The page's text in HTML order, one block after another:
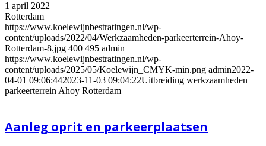
1 april 2022
Rotterdam
https://www.koelewijnbestratingen.nl/wp-
content/uploads/2022/04/Werkzaamheden-parkeerterrein-Ahoy-
Rotterdam-8.jpg 400 495 admin
https://www.koelewijnbestratingen.nl/wp-
content/uploads/2025/05/Koelewijn_CMYK-min.png admin2022-
04-01 09:06:442023-11-03 09:04:22Uitbreiding werkzaamheden
parkeerterrein Ahoy Rotterdam
Aanleg oprit en parkeerplaatsen